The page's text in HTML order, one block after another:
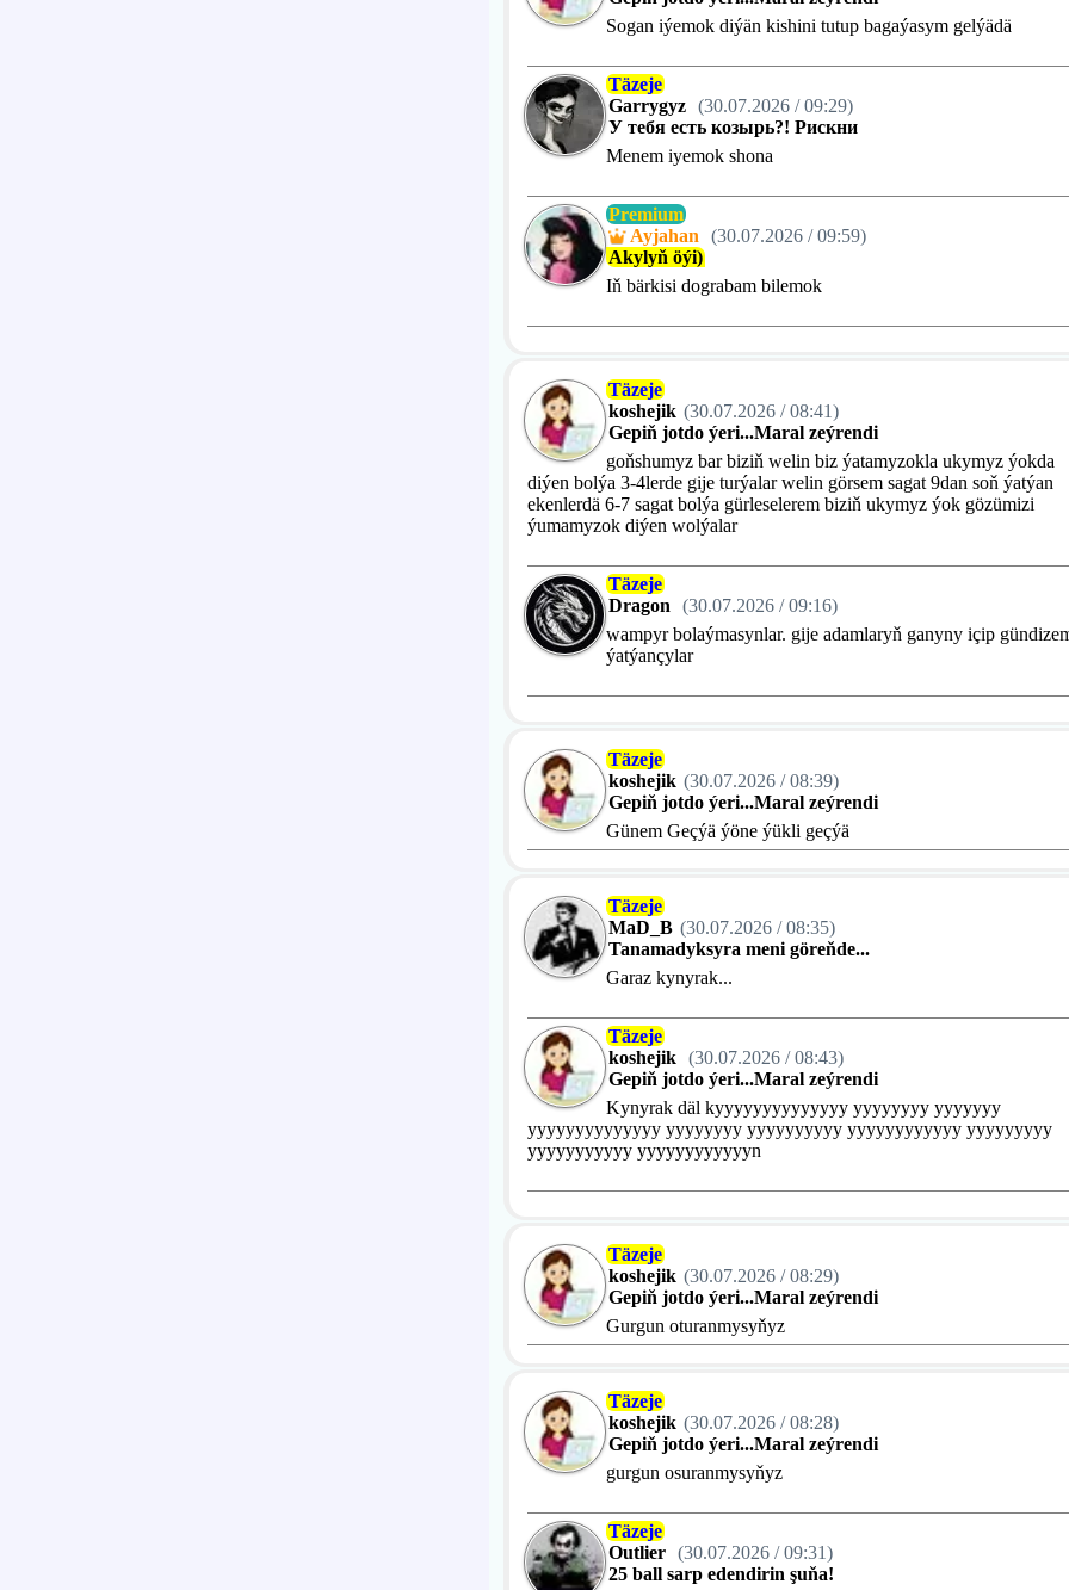
Sogan iýemok diýän kishini tutup bagaýasym gelýädä
Täzeje
Garrygyz (30.07.2026 / 09:29)
У тебя есть козырь?! Рискни
Menem iyemok shona
Premium
Ayjahan
(30.07.2026 / 09:59)
Akylyň öýi)
Iň bärkisi dograbam bilemok
Täzeje
koshejik (30.07.2026 / 08:41)
Gepiň jotdo ýeri...Maral zeýrendi
goňshumyz bar biziň welin biz ýatamyzokla ukymyz ýokda
diýen bolýa 3-4lerde gije turýalar welin görsem sagat 9dan soň ýatýan
ekenlerdä 6-7 sagat bolýa gürleselerem biziň ukymyz ýok gözümizi
ýumamyzok diýen wolýalar
Täzeje
Dragon
(30.07.2026 / 09:16)
wampyr bolaýmasynlar. gije adamlaryň ganyny içip
ýatýançylar
Täzeje
koshejik (30.07.2026 / 08:39)
Gepiň jotdo ýeri...Maral zeýrendi
Günem Geçýä ýöne ýükli geçýä
Täzeje
MaD_B (30.07.2026 / 08:35)
Tanamadyksyra meni göreňde...
Garaz kynyrak...
Täzeje
koshejik (30.07.2026 / 08:43)
Gepiň jotdo ýeri...Maral zeýrendi
Kynyrak däl kyyyyyyyyyyyyyy yyyyyyyy yyyyyyy
yyyyyyyyyyyyyy yyyyyyyy yyyyyyyyyy yyyyyyyyyyyy yyyyyyyyy
yyyyyyyyyyy yyyyyyyyyyyyn
Täzeje
koshejik (30.07.2026 / 08:29)
Gepiň jotdo ýeri...Maral zeýrendi
Gurgun oturanmysyňyz
Täzeje
koshejik (30.07.2026 / 08:28)
Gepiň jotdo ýeri...Maral zeýrendi
gurgun osuranmysyňyz
Täzeje
Outlier (30.07.2026 / 09:31)
25 ball sarp edendirin şuňa!